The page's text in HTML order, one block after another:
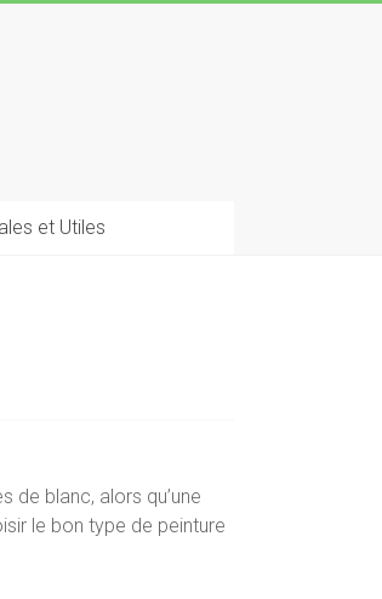
et Utiles
de blanc, alors qu’une
le bon type de peinture